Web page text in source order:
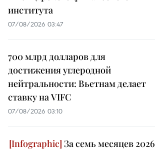
института
07/08/2026 03:47
700 млрд долларов для
достижения углеродной
нейтральности: Вьетнам делает
ставку на VIFC
07/08/2026 03:10
За семь месяцев 2026